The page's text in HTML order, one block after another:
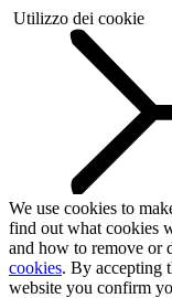
Utilizzo dei cookie
We use cookies to
find out what cookies
and how to remove or
cookies. By accepting
website you confirm